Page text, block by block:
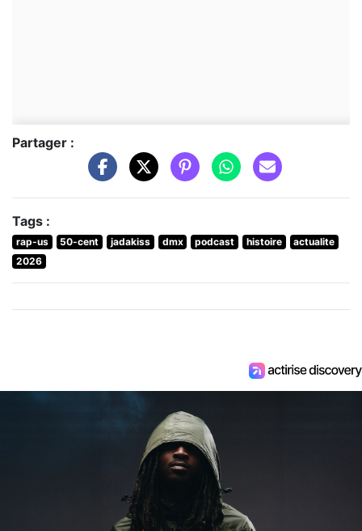
Partager :
Tags :
rap-us 50-cent jadakiss dmx podcast histoire
actualite
2026